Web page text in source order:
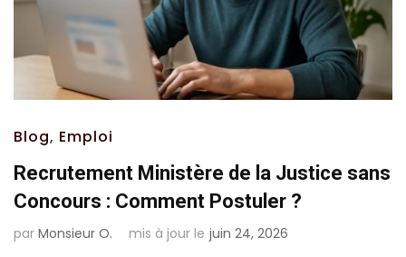
Blog, Emploi
Recrutement Ministère de la Justice sans
Concours : Comment Postuler ?
par Monsieur O. mis à jour le juin 24, 2026